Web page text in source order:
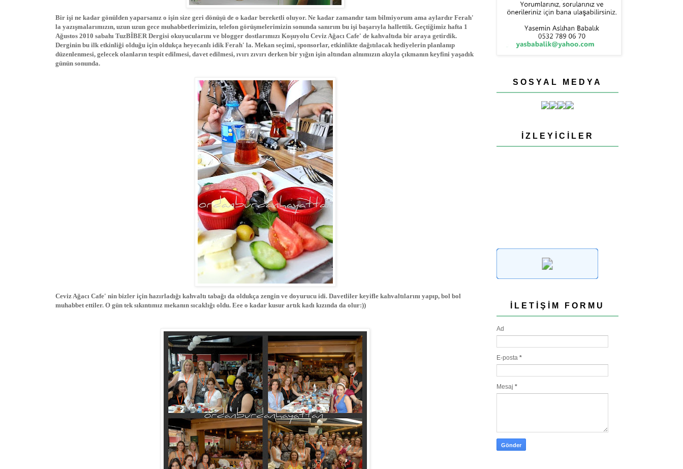
Bir işi ne kadar gönülden yaparsanız o işin size geri dönüşü de o kadar bereketli oluyor. Ne kadar zamandır tam bilmiyorum ama aylardır Ferah'
la yazışmalarımızın, uzun uzun gece muhabbetlerimizin, telefon görüşmelerimizin sonunda sanırım bu işi başarıyla hallettik. Geçtiğimiz hafta 1
Ağustos 2010 sabahı TuzBİBER Dergisi okuyucularını ve blogger dostlarımızı Koşuyolu Ceviz Ağacı Cafe' de kahvaltıda bir araya getirdik.
Derginin bu ilk etkinliği olduğu için oldukça heyecanlı idik Ferah' la. Mekan seçimi, sponsorlar, etkinlikte dağıtılacak hediyelerin planlanıp
düzenlenmesi, gelecek olanların tespit edilmesi, davet edilmesi, ıvırı zıvırı derken bir yığın işin altından alnımızın akıyla çıkmanın keyfini yaşadık
günün sonunda.
Ceviz Ağacı Cafe' nin bizler için hazırladığı kahvaltı tabağı da oldukça zengin ve doyurucu idi. Davetliler keyifle kahvaltılarını yapıp, bol bol
muhabbet ettiler. O gün tek sıkıntımız mekanın sıcaklığı oldu. Eee o kadar kusur artık kadı kızında da olur:))
SOSYAL MEDYA
İZLEYICILER
İLETIŞIM FORMU
Ad
E-posta *
Mesaj *